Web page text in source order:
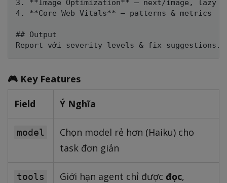
3. **Image Optimization** — next/image, lazy
4. **Core Web Vitals** — patterns & metrics
## Output
🎮 Key Features
Field Ý Nghĩa
model
Chọn model rẻ hơn (Haiku) cho
task đơn giản
tools Giới hạn agent chỉ được đọc,